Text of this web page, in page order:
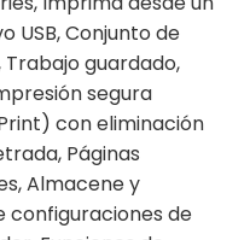
USB, Conjunto de
guardado,
segura
con eliminación
Páginas
Almacene y
configuraciones de